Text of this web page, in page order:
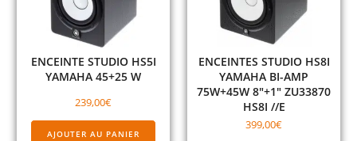
ENCEINTE STUDIO HS5I
YAMAHA 45+25 W
239,00€
AJOUTER AU PANIER
ENCEINTES STUDIO HS8I
YAMAHA BI-AMP
75W+45W 8″+1″ ZU33870
HS8I //E
399,00€